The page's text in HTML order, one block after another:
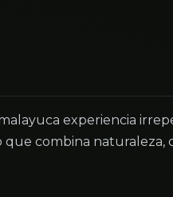
experiencia
que combina